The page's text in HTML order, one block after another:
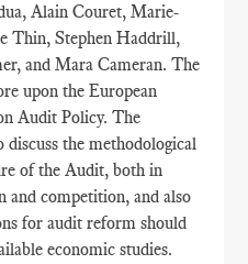
Alain Couret, Marie-
Thin, Stephen Haddrill,
and Mara Cameran. The
upon the European
Audit Policy. The
the methodological
of the Audit, both in
and competition, and also
for audit reform should
economic studies.